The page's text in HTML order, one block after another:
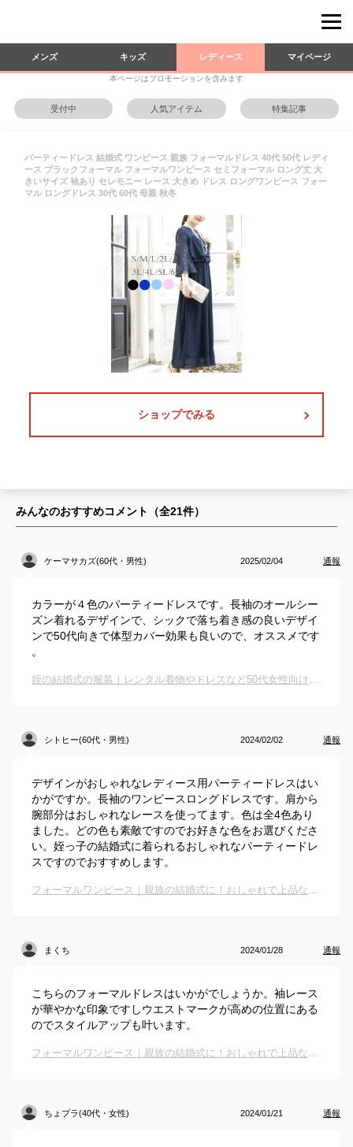
メンズ キッズ レディース マイページ
本ページはプロモーションを含みます
受付中 人気アイテム 特集記事
パーティードレス 結婚式 ワンピース 親族 フォーマルドレス 40代 50代 レディ
ース ブラックフォーマル フォーマルワンピース セミフォーマル ロング丈 大
きいサイズ 袖あり セレモニー レース 大きめ ドレス ロングワンピース フォー
マル ロングドレス 30代 60代 母親 秋冬
ショップでみる
みんなのおすすめコメント（全21件）
ケーマサカズ(60代・男性) 2025/02/04 通報
カラーが４色のパーティードレスです。長袖のオールシー
ズン着れるデザインで、シックで落ち着き感の良いデザイ
ンで50代向きで体型カバー効果も良いので、オススメです
。
姪の結婚式の服装｜レンタル着物やドレスなど50代女性向けのおすすめは？
シトヒー(60代・男性) 2024/02/02 通報
デザインがおしゃれなレディース用パーティードレスはい
かがですか。長袖のワンピースロングドレスです。肩から
腕部分はおしゃれなレースを使ってます。色は全4色あり
ました。どの色も素敵ですのでお好きな色をお選びくださ
い。姪っ子の結婚式に着られるおしゃれなパーティードレ
スですのでおすすめします。
フォーマルワンピース｜親族の結婚式に！おしゃれで上品なドレスのおすすめは？
まくち 2024/01/28 通報
こちらのフォーマルドレスはいかがでしょうか。袖レース
が華やかな印象ですしウエストマークが高めの位置にある
のでスタイルアップも叶います。
フォーマルワンピース｜親族の結婚式に！おしゃれで上品なドレスのおすすめは？
ちょプラ(40代・女性) 2024/01/21 通報